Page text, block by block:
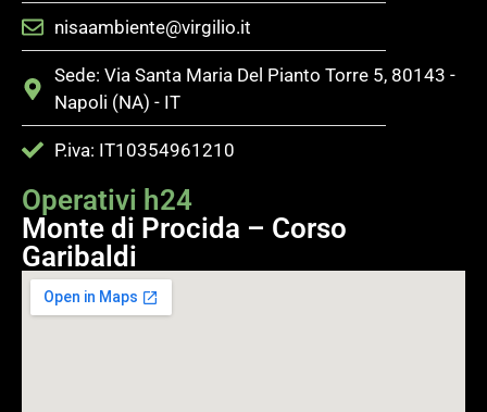
nisaambiente@virgilio.it
Sede: Via Santa Maria Del Pianto Torre 5, 80143 -
Napoli (NA) - IT
P.iva: IT10354961210
Operativi h24
Monte di Procida – Corso
Garibaldi